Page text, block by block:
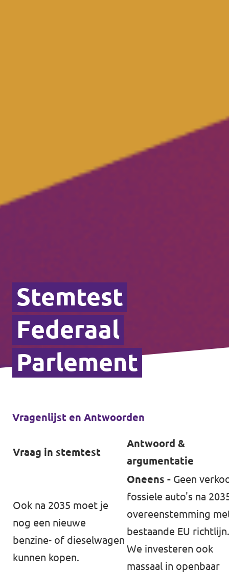
Stemtest
Federaal
Parlement
Vragenlijst en Antwoorden
Vraag in stemtest
Antwoord &
argumentatie
Ook na 2035 moet je
nog een nieuwe
benzine- of dieselwagen
kunnen kopen.
Oneens - Geen
fossiele auto's na
overeenstemming
bestaande EU richtlijn.
We investeren ook
massaal in openbaar